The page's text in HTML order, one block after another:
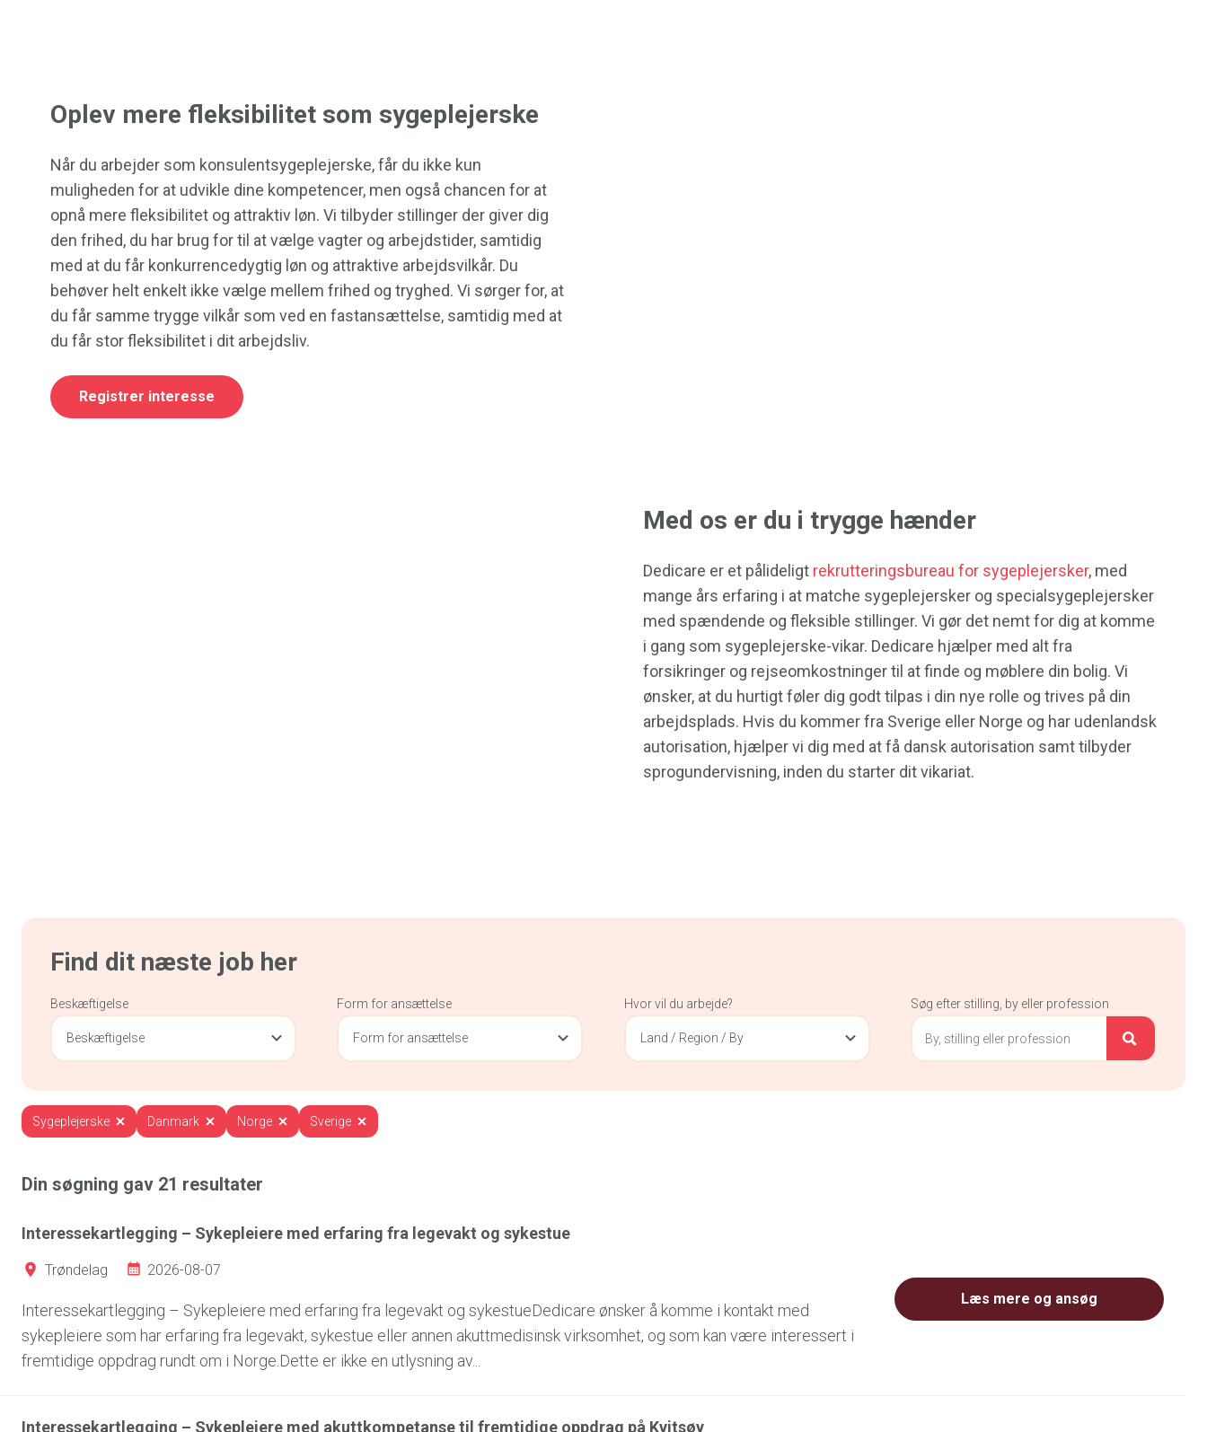
Oplev mere fleksibilitet som sygeplejerske
Når du arbejder som konsulentsygeplejerske, får du ikke kun
muligheden for at udvikle dine kompetencer, men også chancen for at
opnå mere fleksibilitet og attraktiv løn. Vi tilbyder stillinger der giver dig
den frihed, du har brug for til at vælge vagter og arbejdstider, samtidig
med at du får konkurrencedygtig løn og attraktive arbejdsvilkår. Du
behøver helt enkelt ikke vælge mellem frihed og tryghed. Vi sørger for, at
du får samme trygge vilkår som ved en fastansættelse, samtidig med at
du får stor fleksibilitet i dit arbejdsliv.
Registrer interesse
Med os er du i trygge hænder
Dedicare er et pålideligt rekrutteringsbureau for sygeplejersker, med
mange års erfaring i at matche sygeplejersker og specialsygeplejersker
med spændende og fleksible stillinger. Vi gør det nemt for dig at komme
i gang som sygeplejerske-vikar. Dedicare hjælper med alt fra
forsikringer og rejseomkostninger til at finde og møblere din bolig. Vi
ønsker, at du hurtigt føler dig godt tilpas i din nye rolle og trives på din
arbejdsplads. Hvis du kommer fra Sverige eller Norge og har udenlandsk
autorisation, hjælper vi dig med at få dansk autorisation samt tilbyder
sprogundervisning, inden du starter dit vikariat.
Find dit næste job her
Beskæftigelse
Beskæftigelse
Form for ansættelse
Form for ansættelse
Hvor vil du arbejde?
Land / Region / By
Søg efter stilling, by eller profession
Sygeplejerske Danmark Norge Sverige
Din søgning gav 21 resultater
Interessekartlegging – Sykepleiere med erfaring fra legevakt og sykestue
Trøndelag 2026-08-07
Interessekartlegging – Sykepleiere med erfaring fra legevakt og sykestueDedicare ønsker å komme i kontakt med
sykepleiere som har erfaring fra legevakt, sykestue eller annen akuttmedisinsk virksomhet, og som kan være interessert i
fremtidige oppdrag rundt om i Norge.Dette er ikke en utlysning av...
Læs mere og ansøg
Interessekartlegging – Sykepleiere med akuttkompetanse til fremtidige oppdrag på Kvitsøy